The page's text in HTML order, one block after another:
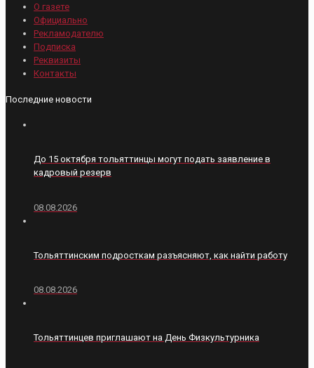
О газете
Официально
Рекламодателю
Подписка
Реквизиты
Контакты
Последние новости
До 15 октября тольяттинцы могут подать заявление в
кадровый резерв
08.08.2026
Тольяттинским подросткам разъясняют, как найти работу
08.08.2026
Тольяттинцев приглашают на День Физкультурника